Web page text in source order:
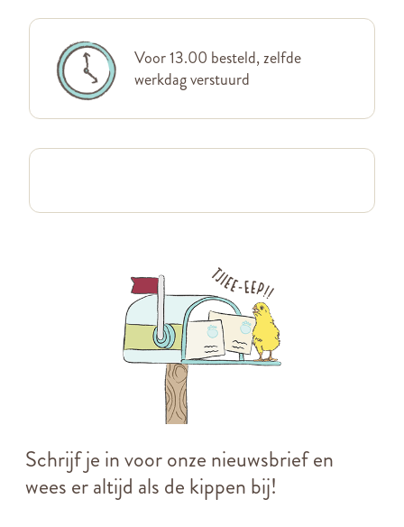
Voor 13.00 besteld, zelfde
werkdag verstuurd
Schrijf je in voor onze nieuwsbrief en
wees er altijd als de kippen bij!